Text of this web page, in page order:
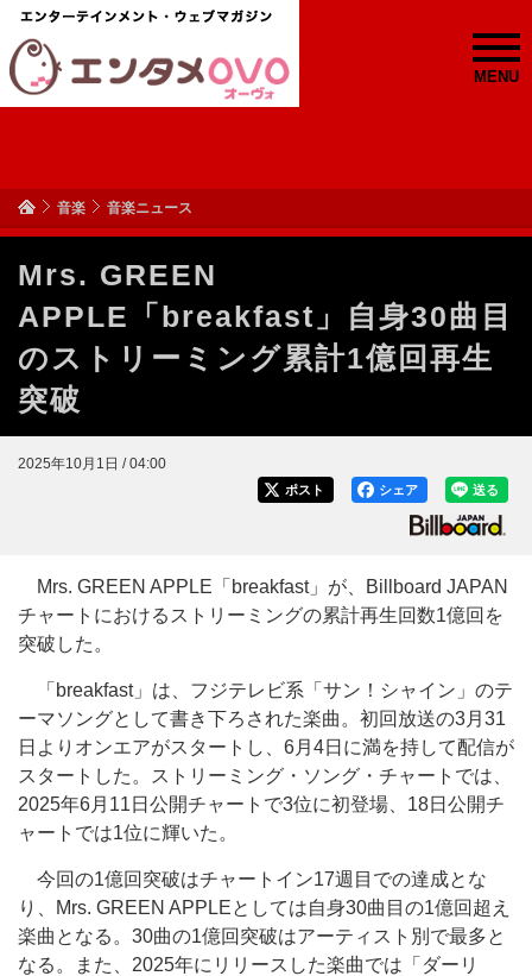
MENU
音楽 音楽ニュース
Mrs. GREEN
APPLE「breakfast」自身30曲目
のストリーミング累計1億回再生
突破
2025年10月1日 / 04:00
送る
シェア
ポスト
Mrs. GREEN APPLE「breakfast」が、Billboard JAPAN
チャートにおけるストリーミングの累計再生回数1億回を
突破した。
「breakfast」は、フジテレビ系「サン！シャイン」のテ
ーマソングとして書き下ろされた楽曲。初回放送の3月31
日よりオンエアがスタートし、6月4日に満を持して配信が
スタートした。ストリーミング・ソング・チャートでは、
2025年6月11日公開チャートで3位に初登場、18日公開チ
ャートでは1位に輝いた。
今回の1億回突破はチャートイン17週目での達成とな
り、Mrs. GREEN APPLEとしては自身30曲目の1億回超え
楽曲となる。30曲の1億回突破はアーティスト別で最多と
なる。また、2025年にリリースした楽曲では「ダーリ